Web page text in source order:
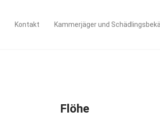
Kontakt Kammerjäger und
Flöhe